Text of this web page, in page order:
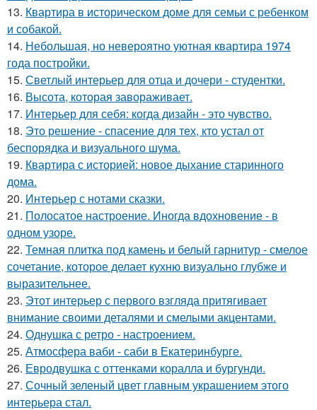
13. Квартира в историческом доме для семьи с ребенком
и собакой.
14. Небольшая, но невероятно уютная квартира 1974
года постройки.
15. Светлый интерьер для отца и дочери - студентки.
16. Высота, которая завораживает.
17. Интерьер для себя: когда дизайн - это чувство.
18. Это решение - спасение для тех, кто устал от
беспорядка и визуального шума.
19. Квартира с историей: новое дыхание старинного
дома.
20. Интерьер с нотами сказки.
21. Полосатое настроение. Иногда вдохновение - в
одном узоре.
22. Темная плитка под камень и белый гарнитур - смелое
сочетание, которое делает кухню визуально глубже и
выразительнее.
23. Этот интерьер с первого взгляда притягивает
внимание своими деталями и смелыми акцентами.
24. Однушка с ретро - настроением.
25. Атмосфера ваби - саби в Екатеринбурге.
26. Евродвушка с оттенками коралла и бургунди.
27. Сочный зеленый цвет главным украшением этого
интерьера стал.